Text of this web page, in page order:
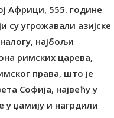
Африци, 555. године
су угрожавали азијске
најбољи
римских царева,
права, што је
Софија, највећу у
у џамију и нагрдили